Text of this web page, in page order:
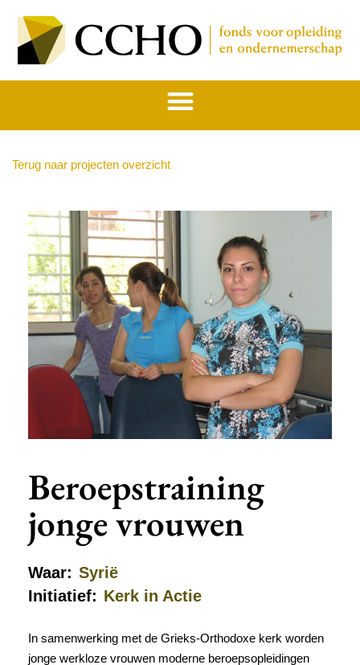
Terug naar projecten overzicht
Beroepstraining
jonge vrouwen
Waar: Syrië
Initiatief: Kerk in Actie
In samenwerking met de Grieks-Orthodoxe kerk worden
jonge werkloze vrouwen moderne beroepsopleidingen